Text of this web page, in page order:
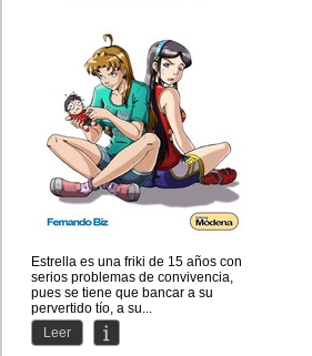
Estrella es una friki de 15 años con
serios problemas de convivencia,
pues se tiene que bancar a su
pervertido tío, a su...
Leer